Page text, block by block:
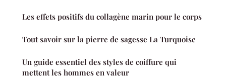
Les effets positifs du collagène marin pour le corps
Tout savoir sur la pierre de sagesse La Turquoise
Un guide essentiel des styles de coiffure qui
mettent les hommes en valeur